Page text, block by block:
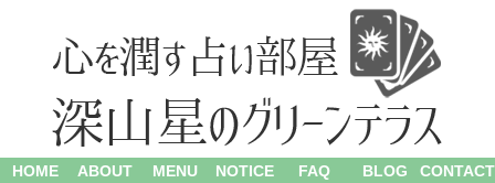
HOME ABOUT MENU NOTICE FAQ BLOG CONTACT